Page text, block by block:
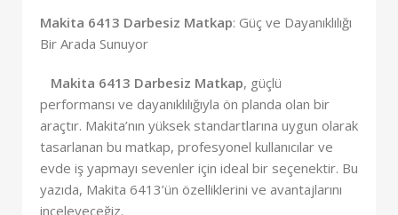
Makita 6413 Darbesiz Matkap: Güç ve Dayanıklılığı
Bir Arada Sunuyor
Makita 6413 Darbesiz Matkap, güçlü
performansı ve dayanıklılığıyla ön planda olan bir
araçtır. Makita’nın yüksek standartlarına uygun olarak
tasarlanan bu matkap, profesyonel kullanıcılar ve
evde iş yapmayı sevenler için ideal bir seçenektir. Bu
yazıda, Makita 6413’ün özelliklerini ve avantajlarını
inceleyeceğiz.